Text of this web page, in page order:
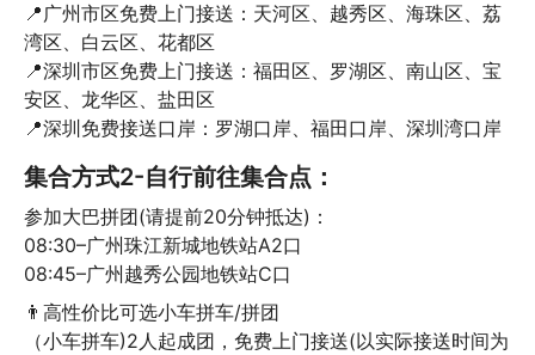
📍广州市区免费上门接送：天河区、越秀区、海珠区、荔
湾区、白云区、花都区
📍深圳市区免费上门接送：福田区、罗湖区、南山区、宝
安区、龙华区、盐田区
📍深圳免费接送口岸：罗湖口岸、福田口岸、深圳湾口岸
集合方式2-自行前往集合点：
参加大巴拼团(请提前20分钟抵达)：
08:30–广州珠江新城地铁站A2口
08:45–广州越秀公园地铁站C口
👨‍高性价比可选小车拼车/拼团
（小车拼车)2人起成团，免费上门接送(以实际接送时间为